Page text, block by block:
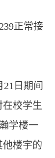
正常接
21 日期间
校学生
学楼一
他楼宇的